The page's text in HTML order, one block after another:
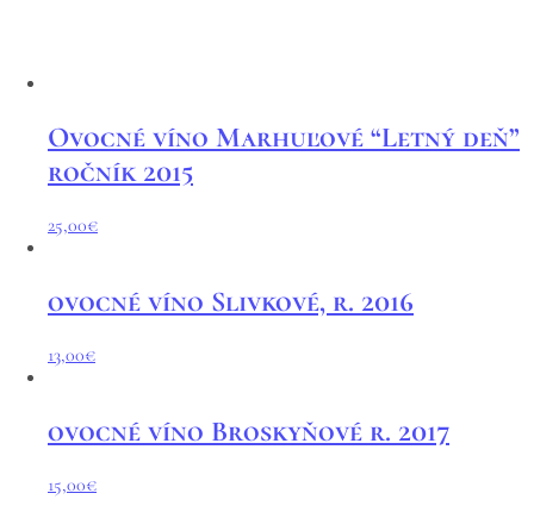
Ovocné víno Marhuľové “Letný deň”
ročník 2015
25,00€
ovocné víno Slivkové, r. 2016
13,00€
ovocné víno Broskyňové r. 2017
15,00€